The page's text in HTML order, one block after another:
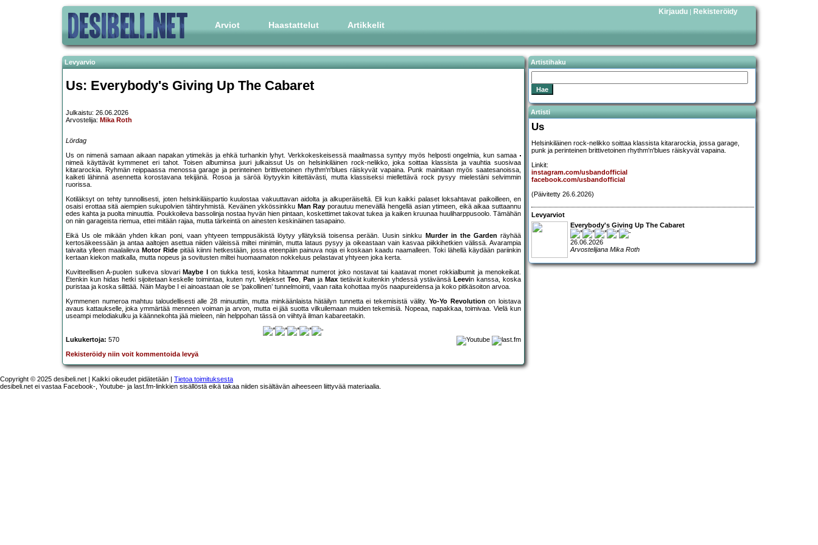
Arviot Haastattelut Artikkelit
Kirjaudu | Rekisteröidy
Levyarvio
Us: Everybody's Giving Up The Cabaret
Julkaistu: 26.06.2026
Arvostelija: Mika Roth
Lördag
Us on nimenä samaan aikaan napakan ytimekäs ja ehkä turhankin lyhyt. Verkkokeskeisessä maailmassa syntyy myös helposti ongelmia, kun samaa
nimeä käyttävät kymmenet eri tahot. Toisen albuminsa juuri julkaissut Us on helsinkiläinen rock-nelikko, joka soittaa klassista ja vauhtia suosivaa
kitararockia. Ryhmän reippaassa menossa garage ja perinteinen brittivetoinen rhythm'n'blues räiskyvät vapaina. Punk mainitaan myös saatesanoissa,
kaiketi lähinnä asennetta korostavana tekijänä. Rosoa ja säröä löytyykin kiitettävästi, mutta klassiseksi miellettävä rock pysyy mielestäni selvimmin
ruorissa.
Kotiläksyt on tehty tunnollisesti, joten helsinkiläispartio kuulostaa vakuuttavan aidolta ja alkuperäiseltä. Eli kun kaikki palaset loksahtavat paikoilleen, en
osaisi erottaa sitä aiempien sukupolvien tähtiryhmistä. Keväinen ykkössinkku Man Ray porautuu menevällä hengellä asian ytimeen, eikä aikaa suttaannu
edes kahta ja puolta minuuttia. Poukkoileva bassolinja nostaa hyvän hien pintaan, koskettimet takovat tukea ja kaiken kruunaa huuliharppusoolo. Tämähän
on niin garageista riemua, ettei mitään rajaa, mutta tärkeintä on ainesten keskinäinen tasapaino.
Eikä Us ole mikään yhden kikan poni, vaan yhtyeen temppusäkistä löytyy yllätyksiä toisensa perään. Uusin sinkku
Murder in the Garden räyhää
kertosäkeessään ja antaa aaltojen asettua niiden väleissä miltei minimiin, mutta lataus pysyy ja oikeastaan vain kasvaa piikkihetkien välissä. Avarampia
taivaita ylleen maalaileva Motor Ridepitää kiinni hetkestään, jossa eteenpäin painuva noja ei koskaan kaadu naamalleen. Toki lähellä käydään pariinkin
kertaan kiekon matkalla, mutta nopeus ja sovitusten miltei huomaamaton nokkeluus pelastavat yhtyeen joka kerta.
Kuvitteellisen A-puolen sulkeva slovari Maybe I
on tiukka testi, koska hitaammat numerot joko nostavat tai kaatavat monet rokkialbumit ja menokeikat.
Etenkin kun hidas hetki sijoitetaan keskelle toimintaa, kuten nyt. Veljekset Teo, Pan ja Maxtietävät kuitenkin yhdessä ystävänsä Leevin kanssa, koska
puristaa ja koska silittää. Näin Maybe I ei ainoastaan ole se ’pakollinen’ tunnelmointi, vaan raita kohottaa myös naapureidensa ja koko pitkäsoiton arvoa.
Kymmenen numeroa mahtuu taloudellisesti alle 28 minuuttiin, mutta minkäänlaista hätäilyn tunnetta ei tekemisistä välity.Yo-Yo Revolution on loistava
avaus kattaukselle, joka ymmärtää menneen voiman ja arvon, mutta ei jää suotta vilkuilemaan muiden tekemisiä. Nopeaa, napakkaa, toimivaa. Vielä kun
useampi melodiakulku ja käännekohta jää mieleen, niin helppohan tässä on viihtyä ilman kabareetakin.
Lukukertoja: 570
Rekisteröidy niin voit kommentoida levyä
Artistihaku
Artisti
Us
Helsinkiläinen rock-nelikko soittaa klassista kitararockia, jossa garage,
punk ja perinteinen brittivetoinen rhythm'n'blues räiskyvät vapaina.
Linkit:
instagram.com/usbandofficial
facebook.com/usbandofficial
(Päivitetty 26.6.2026)
Levyarviot
Everybody's Giving Up The Cabaret
26.06.2026
Arvostelijana Mika Roth
Copyright © 2025 desibeli.net | Kaikki oikeudet pidätetään | Tietoa toimituksesta
desibeli.net ei vastaa Facebook-, Youtube- ja last.fm-linkkien sisällöstä eikä takaa niiden sisältävän aiheeseen liittyvää materiaalia.